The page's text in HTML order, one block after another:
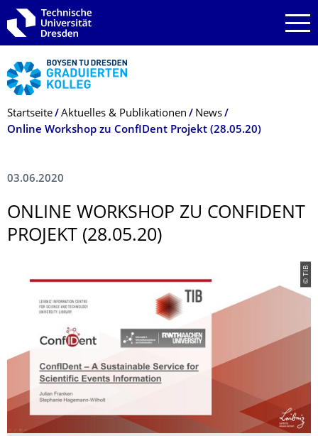
Zur Hauptnavigation springen
Zur Suche springen
Zum Inhalt springen
Breadcrumb-Menü
Startseite Aktuelles & Publikationen
News
Online Workshop zu ConfIDent Projekt (28.05.20)
03.06.2020
ONLINE WORKSHOP ZU CONFIDENT
PROJEKT (28.05.20)
© TIB